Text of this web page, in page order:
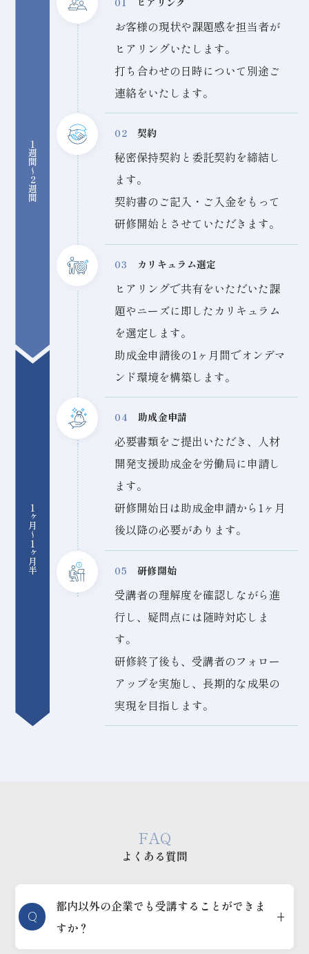
お客様の現状や課題感を担当者が
ヒアリングいたします。
打ち合わせの日時について別途ご
連絡をいたします。
02 契約
秘密保持契約と委託契約を締結し
ます。
契約書のご記入・ご入金をもって
研修開始とさせていただきます。
03 カリキュラム選定
ヒアリングで共有をいただいた課
題やニーズに即したカリキュラム
を選定します。
助成金申請後の1ヶ月間でオンデマ
ンド環境を構築します。
04 助成金申請
必要書類をご提出いただき、人材
開発支援助成金を労働局に申請し
ます。
研修開始日は助成金申請から1ヶ月
後以降の必要があります。
05 研修開始
受講者の理解度を確認しながら進
行し、疑問点には随時対応しま
す。
研修終了後も、受講者のフォロー
アップを実施し、長期的な成果の
実現を目指します。
1週間〜2週間
1ヶ月〜1ヶ月半
FAQ
よくある質問
Q
都内以外の企業でも受講することができま
すか？